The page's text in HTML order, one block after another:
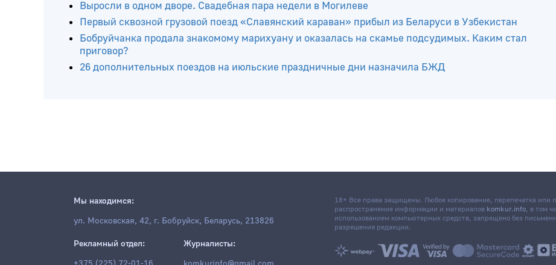
Читайте ещё
Выросли в одном дворе. Свадебная пара недели в Могилеве
Первый сквозной грузовой поезд «Славянский караван» прибыл из Беларуси в Узбекистан
Мы находимся:
18+ Все права защищены. Любое копирование, перепечатка или
распространение информации и материаловkomkur.info, в том